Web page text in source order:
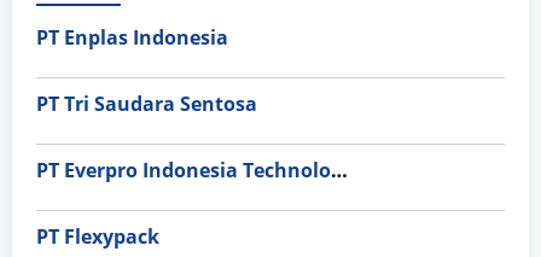
PT Enplas Indonesia
PT Tri Saudara Sentosa
PT Everpro Indonesia Technologies
PT Flexypack